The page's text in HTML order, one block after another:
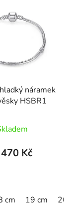
náramek
HSBR1
hodnocení
produktu
5
Kč
cm 19 cm 20